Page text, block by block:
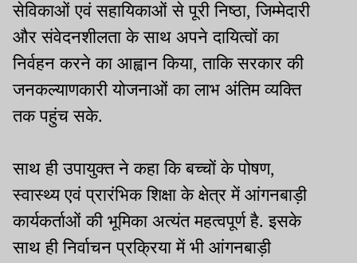
सेविकाओं एवं सहायिकाओं से पूरी निष्ठा, जिम्मेदारी
और संवेदनशीलता के साथ अपने दायित्वों का
निर्वहन करने का आह्वान किया, ताकि सरकार की
जनकल्याणकारी योजनाओं का लाभ अंतिम व्यक्ति
तक पहुंच सके.
साथ ही उपायुक्त ने कहा कि बच्चों के पोषण,
स्वास्थ्य एवं प्रारंभिक शिक्षा के क्षेत्र में आंगनबाड़ी
कार्यकर्ताओं की भूमिका अत्यंत महत्वपूर्ण है. इसके
साथ ही निर्वाचन प्रक्रिया में भी आंगनबाड़ी